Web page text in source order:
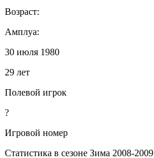
Возраст:
Амплуа:
30 июля 1980
29 лет
Полевой игрок
?
Игровой номер
Статистика в сезоне Зима 2008-2009